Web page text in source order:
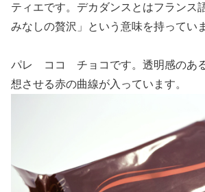
ティエです。デカダンスとはフランス
みなしの贅沢」という意味を持ってい
パレ ココ チョコです。透明感のあ
想させる赤の曲線が入っています。